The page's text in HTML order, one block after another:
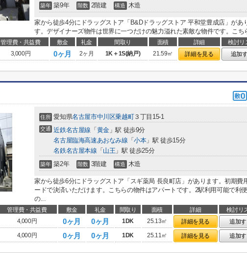
築年 築9年 階数 2階建 構造 木造
家から徒歩4分にドラッグストア「B&Dドラッグストア 平和堂豊成店」があ
す。デザイナーズ物件は世界に一つだけの魅力溢れた素敵な物件です。こち
管理費・共益費 敷金 礼金 間取り 面積 詳細
検討リ
3,000円 0ヶ月 2ヶ月 1K＋1S(納戸) 21.59㎡ 詳細を見る 追加
住所 愛知県名古屋市中川区乗越町３丁目15-1
交通 近鉄名古屋線 「 黄金」駅 徒歩9分
名古屋臨海高速あおなみ線 「小本」駅 徒歩15分
名鉄名古屋本線 「 山王 」駅 徒歩25分
築年 築2年 階数 3階建 構造 木造
家から徒歩6分にドラッグストア「スギ薬局 長良町店」があります。初期費
ードで決済いただけます。こちらの物件はアパートです。2駅利用可能で利
の...
管理費・共益費 敷金 礼金 間取り 面積 詳細
検討リ
4,000円 0ヶ月 0ヶ月 1DK 25.13㎡ 詳細を見る
追加
4,000円 0ヶ月 0ヶ月 1DK 25.11㎡ 詳細を見る 追加